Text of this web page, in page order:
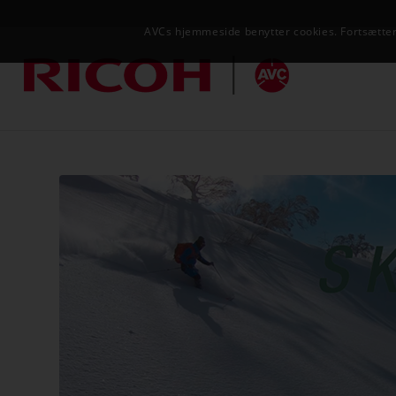
AVCs hjemmeside benytter cookies.